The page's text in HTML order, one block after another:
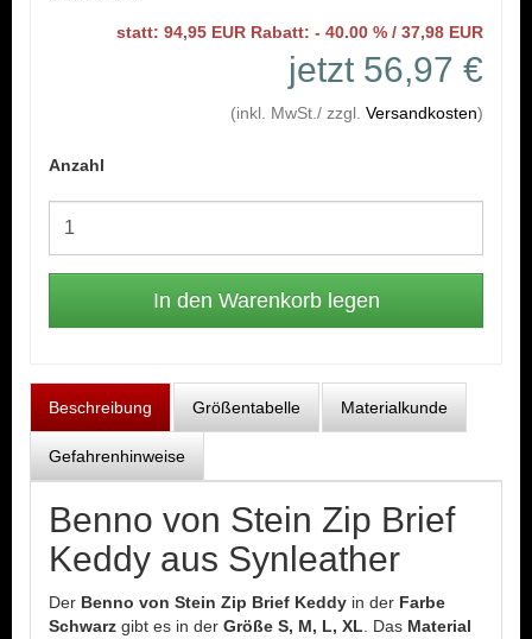
statt: 94,95 EUR Rabatt: - 40.00 % / 37,98 EUR
jetzt 56,97 €
(inkl. MwSt./ zzgl. Versandkosten)
Anzahl
Beschreibung Größentabelle Materialkunde
Gefahrenhinweise
Benno von Stein Zip Brief
Keddy aus Synleather
Der Benno von Stein Zip Brief Keddy in der Farbe
Schwarz gibt es in der Größe S, M, L, XL . Das Material